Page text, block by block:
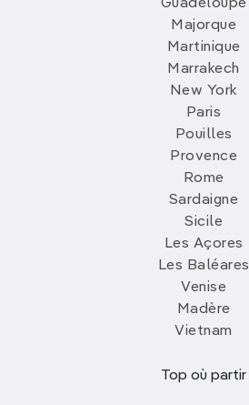
Guadeloupe
Majorque
Martinique
Marrakech
New York
Paris
Pouilles
Provence
Rome
Sardaigne
Sicile
Les Açores
Les Baléares
Venise
Madère
Vietnam
Top où partir